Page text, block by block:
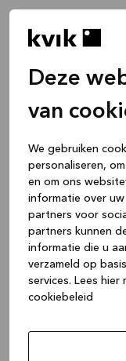
Deze
van
We gebruiken
personaliseren,
en om ons
informatie over
partners voor
partners kunnen
informatie die u
verzameld op
services. Lees hier
cookiebeleid